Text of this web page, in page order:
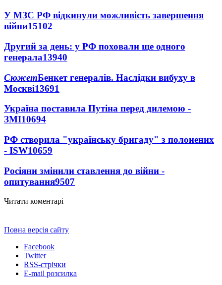
У МЗС РФ відкинули можливість завершення
війни15102
Другий за день: у РФ поховали ще одного
генерала13940
СюжетБенкет генералів. Наслідки вибуху в
Москві13691
Україна поставила Путіна перед дилемою -
ЗМІ10694
РФ створила "українську бригаду" з полонених
- ISW10659
Росіяни змінили ставлення до війни -
опитування9507
Читати коментарі
Повна версія сайту
Facebook
Twitter
RSS-стрічки
E-mail розсилка